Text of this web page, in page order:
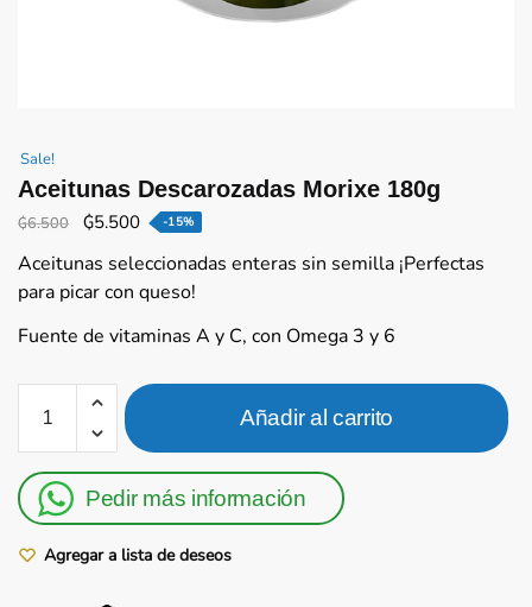
Sale!
Aceitunas Descarozadas Morixe 180g
₲6.500
El
original
era:
₲6.500.
₲5.500El
actual
es:
₲5.500.
-15%
Aceitunas seleccionadas enteras sin semilla ¡Perfectas
para picar con queso!
Fuente de vitaminas A y C, con Omega 3 y 6
Aceitunas
Descarozadas
Morixe
180g
cantidad
Añadir al carrito
Pedir más información
Agregar a lista de deseos